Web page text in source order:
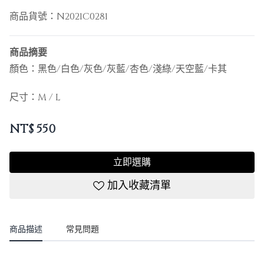
商品貨號： N2021C0281
商品摘要
顏色：黑色/白色/灰色/灰藍/杏色/淺綠/天空藍/卡其
尺寸：M / L
NT$550
立即選購
加入收藏清單
商品描述 常見問題